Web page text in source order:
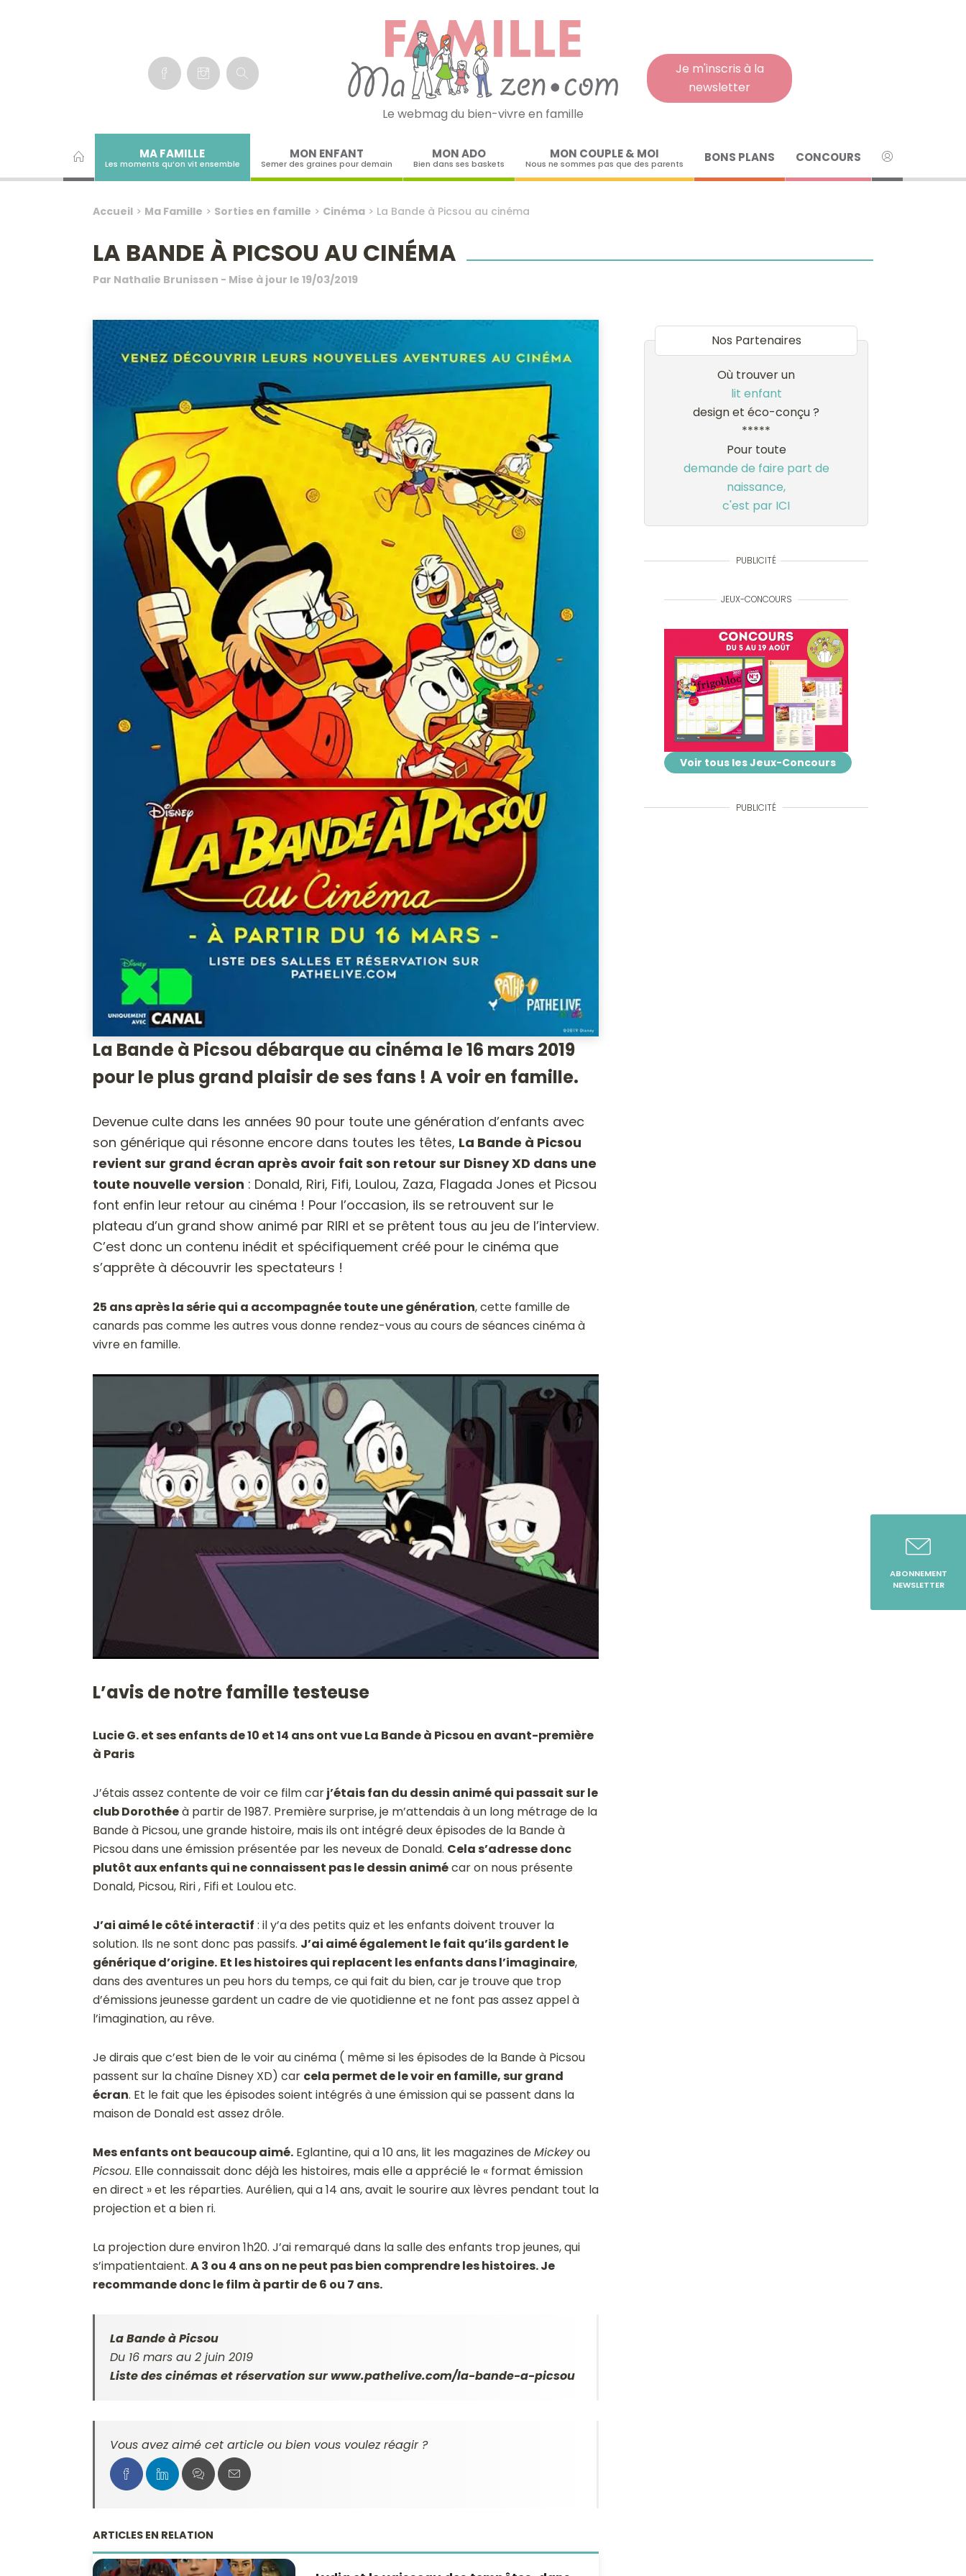
Je m'inscris à la
newsletter
Le webmag du bien-vivre en famille
MA FAMILLE
Les moments qu’on vit ensemble
MON ENFANT
Semer des graines pour demain
MON ADO
Bien dans ses baskets
MON COUPLE & MOI
Nous ne sommes pas que des parents BONS PLANS CONCOURS
Accueil> Ma Famille > Sorties en famille > Cinéma> La Bande à Picsou au cinéma
LA BANDE À PICSOU AU CINÉMA
Par Nathalie Brunissen - Mise à jour le 19/03/2019
La Bande à Picsou débarque au cinéma le 16 mars 2019
pour le plus grand plaisir de ses fans ! A voir en famille.
Devenue culte dans les années 90 pour toute une génération d’enfants avec
son générique qui résonne encore dans toutes les têtes, La Bande à Picsou
revient sur grand écran après avoir fait son retour sur Disney XD dans une
toute nouvelle version : Donald, Riri, Fifi, Loulou, Zaza, Flagada Jones et Picsou
font enfin leur retour au cinéma ! Pour l’occasion, ils se retrouvent sur le
plateau d’un grand show animé par RIRI et se prêtent tous au jeu de l’interview.
C’est donc un contenu inédit et spécifiquement créé pour le cinéma que
s’apprête à découvrir les spectateurs !
25 ans après la série qui a accompagnée toute une génération, cette famille de
canards pas comme les autres vous donne rendez-vous au cours de séances cinéma à
vivre en famille.
L’avis de notre famille testeuse
Lucie G. et ses enfants de 10 et 14 ans ont vue La Bande à Picsou en avant-première
à Paris
J’étais assez contente de voir ce film carj’étais fan du dessin animé qui passait sur le
club Dorothéeà partir de 1987. Première surprise, je m’attendais à un long métrage de la
Bande à Picsou, une grande histoire, mais ils ont intégré deux épisodes de la Bande à
Picsou dans une émission présentée par les neveux de Donald. Cela s’adresse donc
plutôt aux enfants qui ne connaissent pas le dessin animécar on nous présente
Donald, Picsou, Riri , Fifi et Loulou etc.
J’ai aimé le côté interactif : il y’a des petits quiz et les enfants doivent trouver la
solution. Ils ne sont donc pas passifs. J’ai aimé également le fait qu’ils gardent le
générique d’origine. Et les histoires qui replacent les enfants dans l’imaginaire,
dans des aventures un peu hors du temps, ce qui fait du bien, car je trouve que trop
d’émissions jeunesse gardent un cadre de vie quotidienne et ne font pas assez appel à
l’imagination, au rêve.
Je dirais que c’est bien de le voir au cinéma ( même si les épisodes de la Bande à Picsou
passent sur la chaîne Disney XD) car cela permet de le voir en famille, sur grand
écran. Et le fait que les épisodes soient intégrés à une émission qui se passent dans la
maison de Donald est assez drôle.
Mes enfants ont beaucoup aimé.Eglantine, qui a 10 ans, lit les magazines deMickeyou
Picsou. Elle connaissait donc déjà les histoires, mais elle a apprécié le « format émission
en direct » et les réparties. Aurélien, qui a 14 ans, avait le sourire aux lèvres pendant tout la
projection et a bien ri.
La projection dure environ 1h20. J’ai remarqué dans la salle des enfants trop jeunes, qui
s’impatientaient. A 3 ou 4 ans on ne peut pas bien comprendre les histoires. Je
recommande donc le film à partir de 6 ou 7 ans.
La Bande à Picsou
Du 16 mars au 2 juin 2019
Liste des cinémas et réservation sur www.pathelive.com/la-bande-a-picsou
Vous avez aimé cet article ou bien vous voulez réagir ?
ARTICLES EN RELATION
Nos Partenaires
Où trouver un
lit enfant
design et éco-conçu ?
*****
Pour toute
demande de faire part de
naissance,
c'est par ICI
PUBLICITÉ
JEUX-CONCOURS
Voir tous les Jeux-Concours
PUBLICITÉ
ABONNEMENT
NEWSLETTER